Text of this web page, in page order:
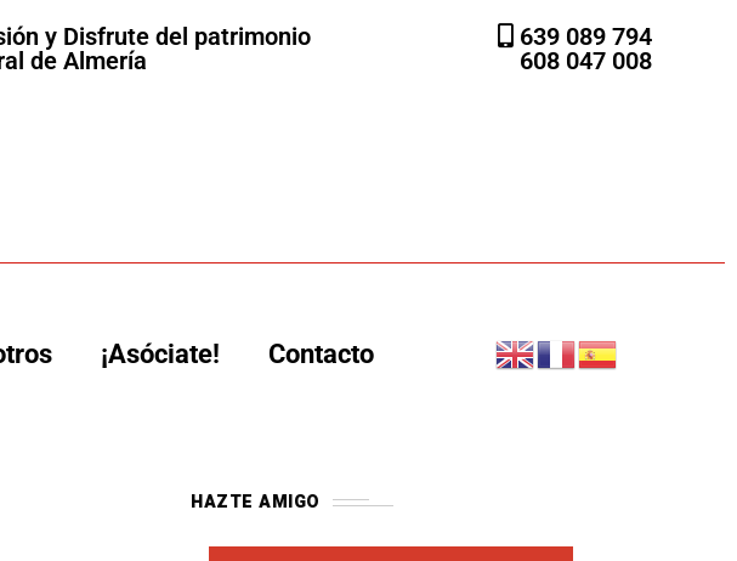
y Disfrute del patrimonio
de Almería
639 089 794
608 047 008
¡Asóciate! Contacto
HAZTE AMIGO